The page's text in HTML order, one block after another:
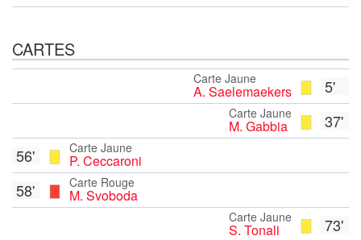
CARTES
5'
Carte Jaune
A. Saelemaekers
37'
Carte Jaune
M. Gabbia
Carte Jaune
P. Ceccaroni
56'
Carte Rouge
M. Svoboda
58'
73'
Carte Jaune
S. Tonali